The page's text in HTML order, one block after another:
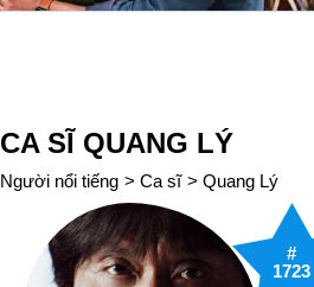
CA SĨ QUANG LÝ
Người nổi tiếng > Ca sĩ > Quang Lý
#
1723